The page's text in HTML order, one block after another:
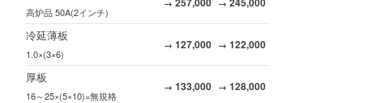
高炉品 50A(2インチ)
→ →
冷延薄板
1.0×(3×6)
→ 127,000 → 122,000
厚板
16～25×(5×10)=無規格
→ 133,000 → 128,000